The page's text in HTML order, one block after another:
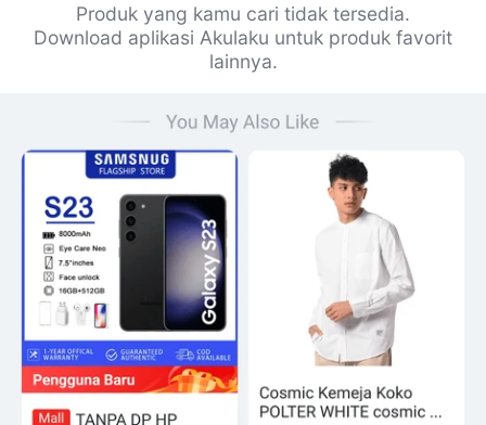
Produk yang kamu cari tidak tersedia.
Download aplikasi Akulaku untuk produk favorit
lainnya.